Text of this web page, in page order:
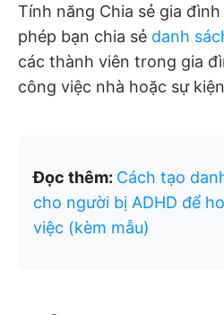
Tính năng Chia sẻ gia
phép bạn chia sẻ danh
các thành viên trong gia
công việc nhà hoặc sự
Đọc thêm: Cách tạo
cho người bị ADHD để
việc (kèm mẫu)